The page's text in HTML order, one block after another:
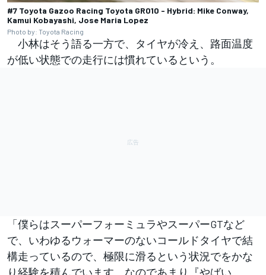
#7 Toyota Gazoo Racing Toyota GR010 - Hybrid: Mike Conway,
Kamui Kobayashi, Jose Maria Lopez
Photo by: Toyota Racing
小林はそう語る一方で、タイヤが冷え、路面温度
が低い状態での走行には慣れているという。
「僕らはスーパーフォーミュラやスーパーGTなど
で、いわゆるウォーマーのないコールドタイヤで結
構走っているので、極限に滑るという状況でをかな
り経験を積んでいます。なのであまり『やばい